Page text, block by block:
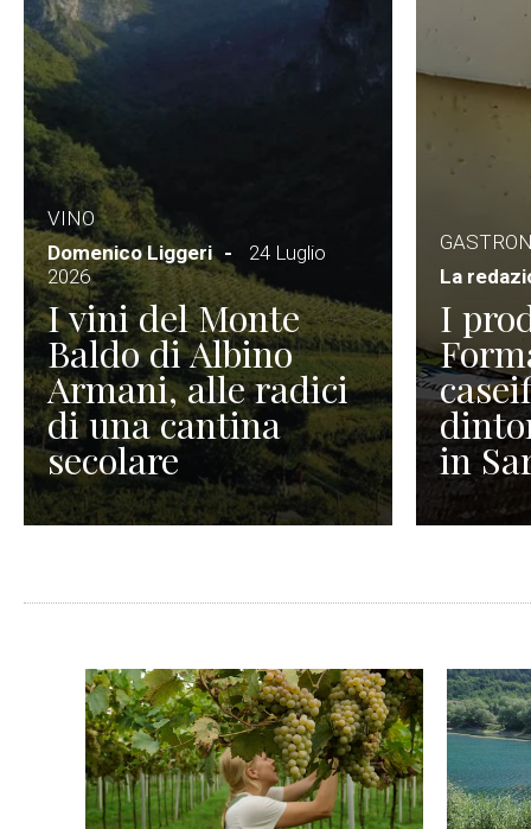
VINO
Domenico Liggeri
24 Luglio
2026
I vini del Monte
Baldo di Albino
Armani, alle radici
di una cantina
secolare
La
I
in